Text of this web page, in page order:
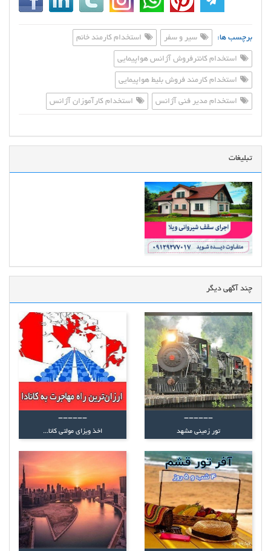
برچسب ها: سیر و سفر استخدام کارمند خانم
استخدام کانترفروش آژانس هواپیمایی
استخدام کارمند فروش بلیط هواپیمایی
استخدام مدیر فنی آژانس استخدام کارآموزان آژانس
تبلیغات
چند آگهی دیگر
------
تور زمینی مشهد
------
اخذ ویزای مولتی کانا...